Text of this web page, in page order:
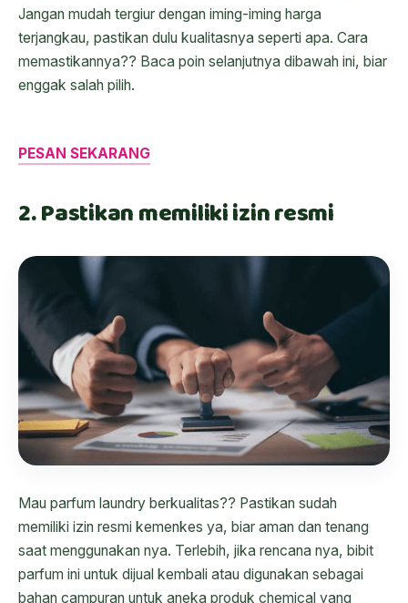
Jangan mudah tergiur dengan iming-iming harga
terjangkau, pastikan dulu kualitasnya seperti apa. Cara
memastikannya?? Baca poin selanjutnya dibawah ini, biar
enggak salah pilih.
PESAN SEKARANG
2. Pastikan memiliki izin resmi
Mau parfum laundry berkualitas?? Pastikan sudah
memiliki izin resmi kemenkes ya, biar aman dan tenang
saat menggunakan nya. Terlebih, jika rencana nya, bibit
parfum ini untuk dijual kembali atau digunakan sebagai
bahan campuran untuk aneka produk chemical yang